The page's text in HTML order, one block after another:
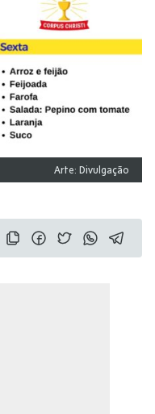
Arte: Divulgação